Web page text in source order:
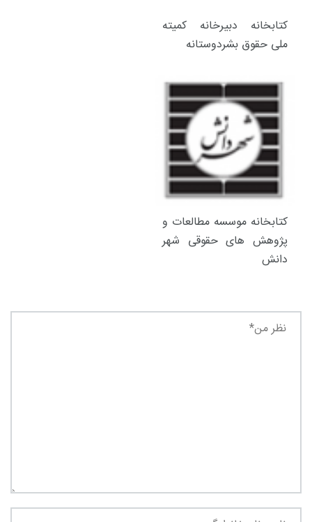
کتابخانه دبیرخانه کمیته
ملی حقوق بشردوستانه
کتابخانه موسسه مطالعات و
پژوهش های حقوقی شهر
دانش